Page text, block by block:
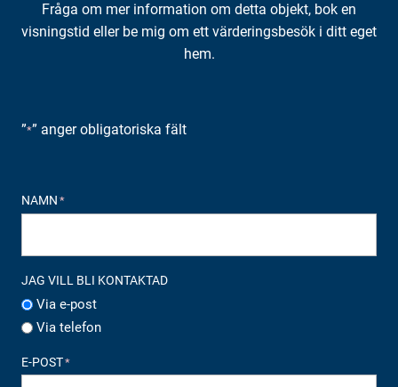
Fråga om mer information om detta objekt, bok en
visningstid eller be mig om ett värderingsbesök i ditt eget
hem.
”*” anger obligatoriska fält
NAMN *
JAG VILL BLI KONTAKTAD
Via e-post
Via telefon
E-POST*